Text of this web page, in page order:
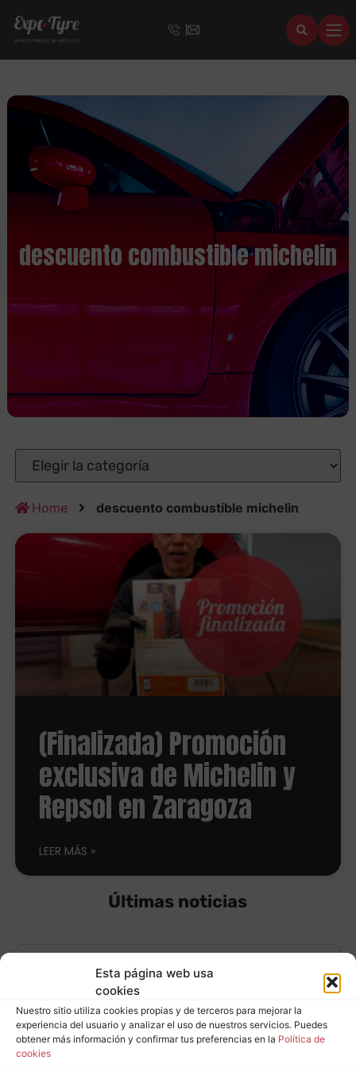
Esta página web usa
cookies
Nuestro sitio utiliza cookies propias y de terceros para mejorar la
experiencia del usuario y analizar el uso de nuestros servicios. Puedes
obtener más información y confirmar tus preferencias en la Política de
cookies
descuento combustible michelin
Home descuento combustible michelin
(Finalizada) Promoción
exclusiva de Michelin y
Repsol en Zaragoza
LEER MÁS
Últimas noticias
Hacked by Chinafans
Leer más